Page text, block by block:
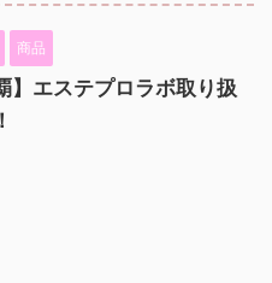
商品
】エステプロラボ取り扱